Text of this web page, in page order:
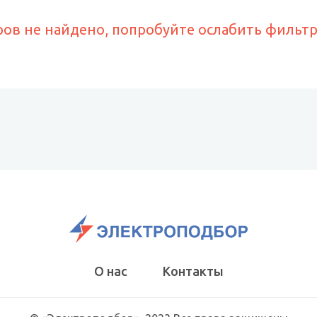
не найдено, попробуйте ослабить
О нас Контакты